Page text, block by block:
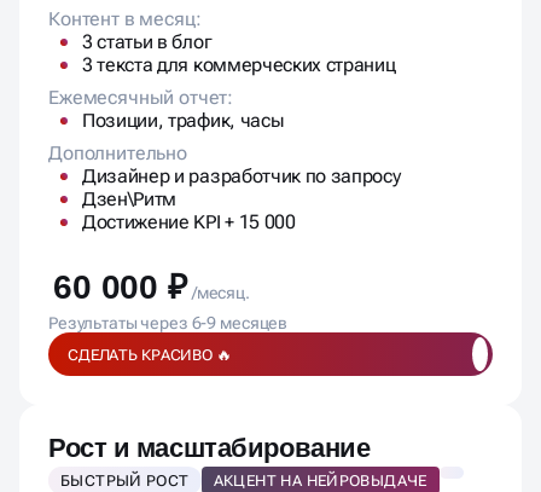
Контент в месяц:
3 статьи в блог
3 текста для коммерческих страниц
Ежемесячный отчет:
Позиции, трафик, часы
Дополнительно
Дизайнер и разработчик по запросу
Дзен\Ритм
Достижение KPI + 15 000
60 000 ₽ /месяц.
Результаты через 6-9 месяцев
СДЕЛАТЬ КРАСИВО 🔥
Рост и масштабирование
БЫСТРЫЙ РОСТ АКЦЕНТ НА НЕЙРОВЫДАЧЕ